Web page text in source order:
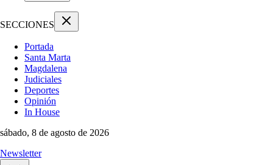
SECCIONES
Portada
Santa Marta
Magdalena
Judiciales
Deportes
Opinión
In House
sábado, 8 de agosto de 2026
Newsletter